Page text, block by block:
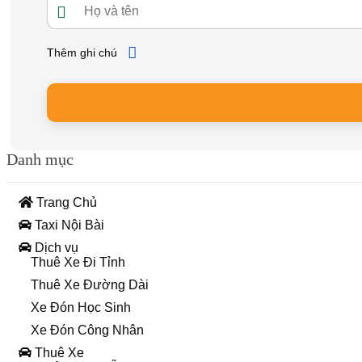
Thêm ghi chú
Danh mục
Trang Chủ
Taxi Nội Bài
Dịch vụ
Thuê Xe Đi Tỉnh
Thuê Xe Đường Dài
Xe Đón Học Sinh
Xe Đón Công Nhân
Thuê Xe